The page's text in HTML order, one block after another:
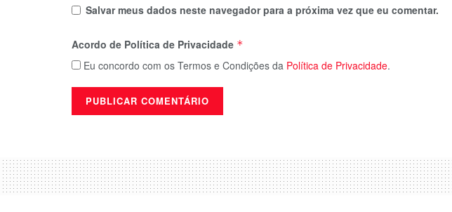
Salvar meus dados neste navegador para a próxima vez que eu comentar.
Acordo de Política de Privacidade *
Eu concordo com os Termos e Condições da Política de Privacidade.